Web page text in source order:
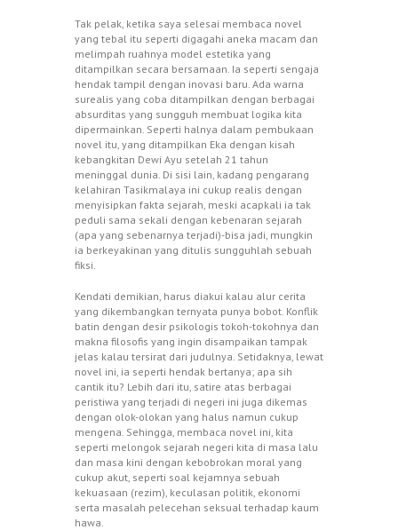
Tak pelak, ketika saya selesai membaca novel
yang tebal itu seperti digagahi aneka macam dan
melimpah ruahnya model estetika yang
ditampilkan secara bersamaan. Ia seperti sengaja
hendak tampil dengan inovasi baru. Ada warna
surealis yang coba ditampilkan dengan berbagai
absurditas yang sungguh membuat logika kita
dipermainkan. Seperti halnya dalam pembukaan
novel itu, yang ditampilkan Eka dengan kisah
kebangkitan Dewi Ayu setelah 21 tahun
meninggal dunia. Di sisi lain, kadang pengarang
kelahiran Tasikmalaya ini cukup realis dengan
menyisipkan fakta sejarah, meski acapkali ia tak
peduli sama sekali dengan kebenaran sejarah
(apa yang sebenarnya terjadi)-bisa jadi, mungkin
ia berkeyakinan yang ditulis sungguhlah sebuah
fiksi.
Kendati demikian, harus diakui kalau alur cerita
yang dikembangkan ternyata punya bobot. Konflik
batin dengan desir psikologis tokoh-tokohnya dan
makna filosofis yang ingin disampaikan tampak
jelas kalau tersirat dari judulnya. Setidaknya, lewat
novel ini, ia seperti hendak bertanya; apa sih
cantik itu? Lebih dari itu, satire atas berbagai
peristiwa yang terjadi di negeri ini juga dikemas
dengan olok-olokan yang halus namun cukup
mengena. Sehingga, membaca novel ini, kita
seperti melongok sejarah negeri kita di masa lalu
dan masa kini dengan kebobrokan moral yang
cukup akut, seperti soal kejamnya sebuah
kekuasaan (rezim), keculasan politik, ekonomi
serta masalah pelecehan seksual terhadap kaum
hawa.